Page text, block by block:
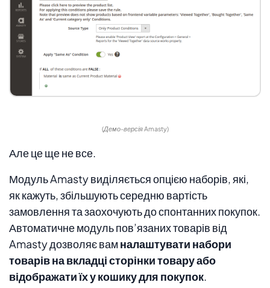
(Демо-версія Amasty)
Але це ще не все.
Модуль Amasty виділяється опцією наборів, які,
як кажуть, збільшують середню вартість
замовлення та заохочують до спонтанних покупок.
Автоматичне модуль пов’язаних товарів від
Amasty дозволяє вамналаштувати набори
товарів на вкладці сторінки товару або
відображати їх у кошику для покупок.